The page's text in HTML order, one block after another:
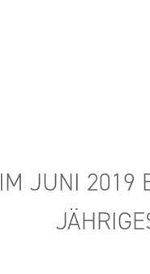
IM JUNI 2019